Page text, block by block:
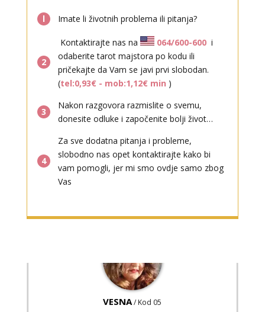
l Imate li životnih problema ili pitanja?
2
Kontaktirajte nas na 064/600-600 i
odaberite tarot majstora po kodu ili
pričekajte da Vam se javi prvi slobodan.
(tel:0,93€ - mob:1,12€ min )
3
Nakon razgovora razmislite o svemu,
donesite odluke i započenite bolji život…
4
Za sve dodatna pitanja i probleme,
slobodno nas opet kontaktirajte kako bi
vam pomogli, jer mi smo ovdje samo zbog
Vas
TINA / Kod 16
Tarot savjetnik je slobodan
TEHNIKE:psihološki razgovori, sudbinske karte, tarot,
tumačenje snova
VESNA/ Kod 05